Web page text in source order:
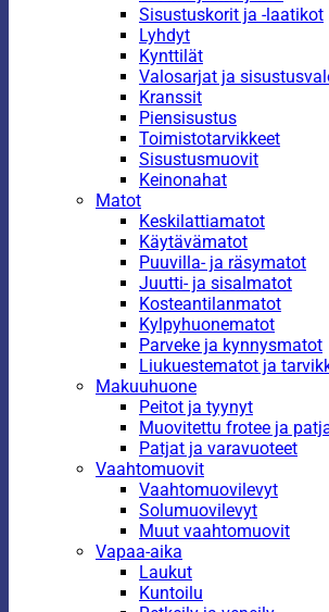
Sisustuskorit ja -laatikot
Lyhdyt
Kynttilät
Valosarjat ja
Kranssit
Piensisustus
Toimistotarvikkeet
Sisustusmuovit
Keinonahat
Matot
Keskilattiamatot
Käytävämatot
Puuvilla- ja räsymatot
Juutti- ja sisalmatot
Kosteantilanmatot
Kylpyhuonematot
Parveke ja kynnysmatot
Liukuestematot ja
Makuuhuone
Peitot ja tyynyt
Muovitettu frotee ja
Patjat ja varavuoteet
Vaahtomuovit
Vaahtomuovilevyt
Solumuovilevyt
Muut vaahtomuovit
Vapaa-aika
Laukut
Kuntoilu